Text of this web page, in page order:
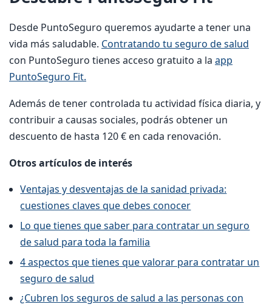
Desde PuntoSeguro queremos ayudarte a tener una
vida más saludable. Contratando tu seguro de salud
con PuntoSeguro tienes acceso gratuito a la app
PuntoSeguro Fit.
Además de tener controlada tu actividad física diaria, y
contribuir a causas sociales, podrás obtener un
descuento de hasta 120 € en cada renovación.
Otros artículos de interés
Ventajas y desventajas de la sanidad privada:
cuestiones claves que debes conocer
Lo que tienes que saber para contratar un seguro
de salud para toda la familia
4 aspectos que tienes que valorar para contratar un
seguro de salud
¿Cubren los seguros de salud a las personas con